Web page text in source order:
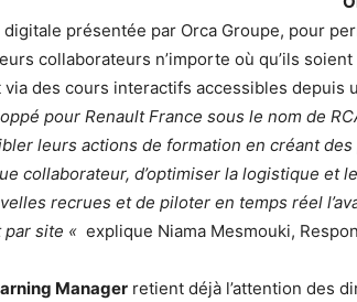
présentée par Orca Groupe, pour
collaborateurs n’importe où qu’ils
via des cours interactifs accessibles depuis
pour Renault France sous le nom de
leurs actions de formation en créant
collaborateur, d’optimiser la logistique et
recrues et de piloter en temps réel
par site « explique Niama Mesmouki,
Manager retient déjà l’attention des